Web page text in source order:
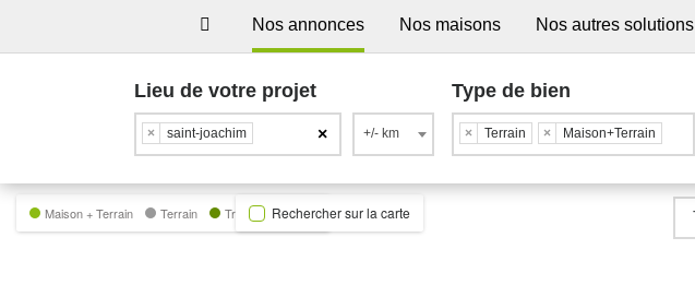
Nos annonces Nos maisons Nos autres solutions
Lieu de votre projet
×
× saint-joachim +/- km
Type de bien
× Terrain × Maison+Terrain
Maison + Terrain Terrain Trecobat GreenRechercher sur la carte